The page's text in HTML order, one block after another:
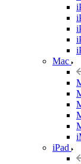
Mac
iPad